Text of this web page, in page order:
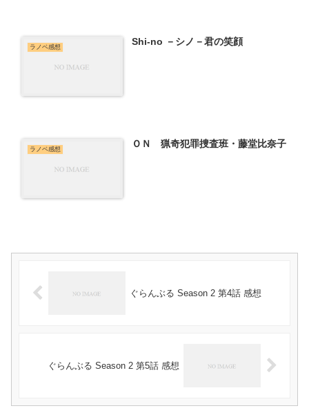
ラノベ感想 Shi-no －シノ－君の笑顔
ラノベ感想 ＯＮ 猟奇犯罪捜査班・藤堂比奈子
ぐらんぶる Season 2 第4話 感想
ぐらんぶる Season 2 第5話 感想